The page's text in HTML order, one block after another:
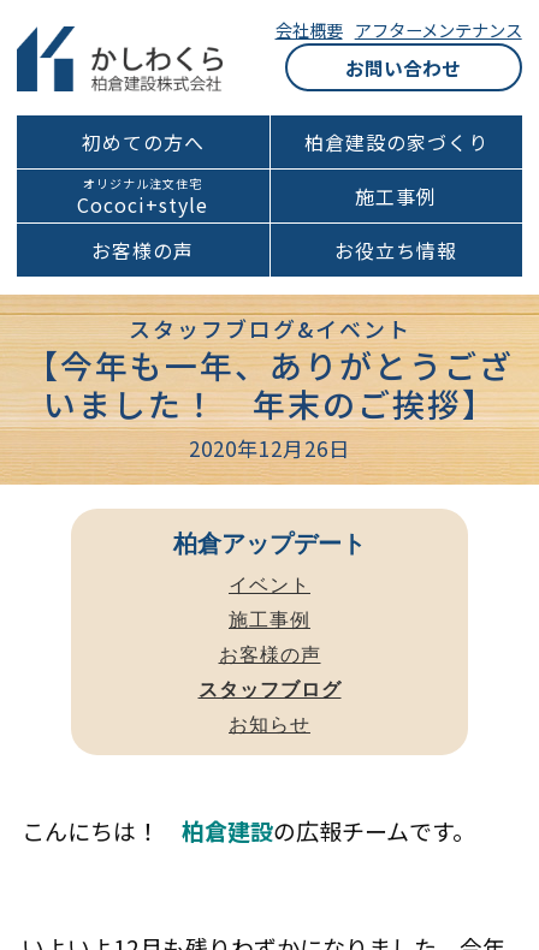
会社概要 アフターメンテナンス
お問い合わせ
初めての方へ 柏倉建設の家づくり
オリジナル注文住宅
Cococi+style
施工事例
お客様の声
お役立ち情報
スタッフブログ&イベント
【今年も一年、ありがとうござ
いました！ 年末のご挨拶】
2020年12月26日
こんにちは！ 柏倉建設の広報チームです。
柏倉アップデート
イベント
施工事例
お客様の声
スタッフブログ
お知らせ